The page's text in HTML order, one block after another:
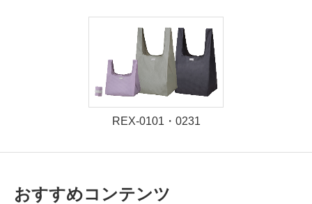
REX-0101・0231
おすすめコンテンツ